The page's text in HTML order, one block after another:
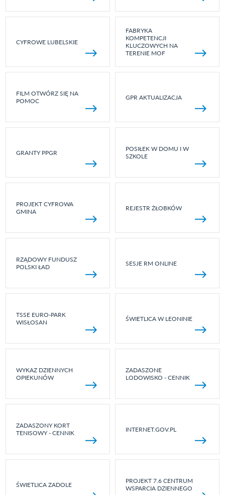
CYFROWE LUBELSKIE
FABRYKA
KOMPETENCJI
KLUCZOWYCH NA
TERENIE MOF
FILM OTWÓRZ SIĘ NA
POMOC
GPR AKTUALIZACJA
GRANTY PPGR
POSIŁEK W DOMU I W
SZKOLE
PROJEKT CYFROWA
GMINA
REJESTR ŻŁOBKÓW
RZĄDOWY FUNDUSZ
POLSKI ŁAD
SESJE RM ONLINE
TSSE EURO-PARK
WISŁOSAN
ŚWIETLICA W LEONINIE
WYKAZ DZIENNYCH
OPIEKUNÓW
ZADASZONE
LODOWISKO - CENNIK
ZADASZONY KORT
TENISOWY - CENNIK
INTERNET.GOV.PL
ŚWIETLICA ZADOLE
PROJEKT 7.6 CENTRUM
WSPARCIA DZIENNEGO